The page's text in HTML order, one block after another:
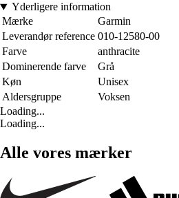
Yderligere information
Mærke
Garmin
Leverandør reference 010-12580-00
Farve
anthracite
Dominerende farve
Grå
Køn
Unisex
Aldersgruppe
Voksen
Loading...
Loading...
Alle vores mærker